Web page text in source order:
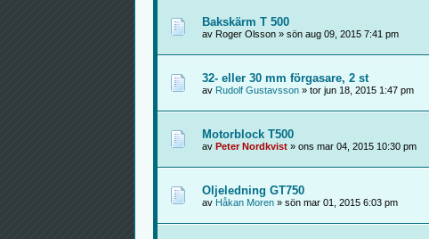
Bakskärm T 500
av Roger Olsson » sön aug 09, 2015 7:41 pm
32- eller 30 mm förgasare, 2 st
av Rudolf Gustavsson» tor jun 18, 2015 1:47 pm
Motorblock T500
av Peter Nordkvist» ons mar 04, 2015 10:30 pm
Oljeledning GT750
av Håkan Moren» sön mar 01, 2015 6:03 pm